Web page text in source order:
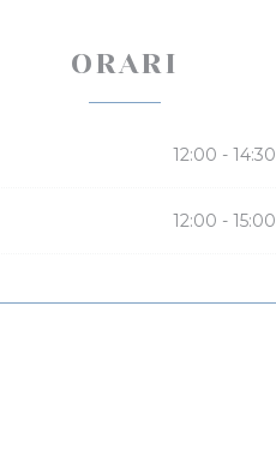
ORARI
12:00 - 14:30
12:00 - 15:00